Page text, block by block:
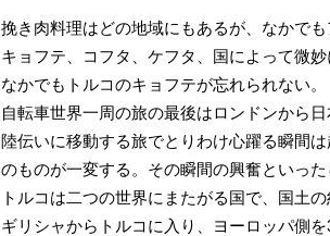
挽き肉料理はどの地域にもあるが、なかで
キョフテ、コフタ、ケフタ、国によって微
なかでもトルコのキョフテが忘れられない。
自転車世界一周の旅の最後はロンドンから日
陸伝いに移動する旅でとりわけ心躍る瞬間
のものが一変する。その瞬間の興奮といっ
トルコは二つの世界にまたがる国で、国土
ギリシャからトルコに入り、ヨーロッパ側